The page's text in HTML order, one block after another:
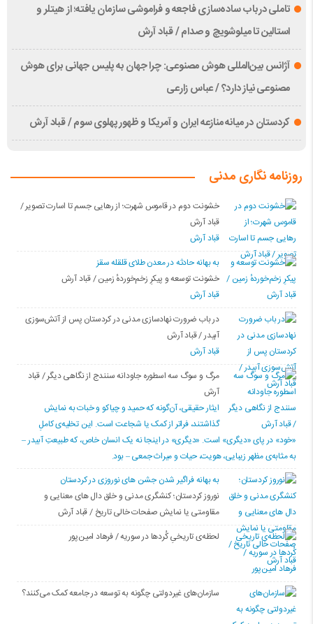
تاملی درباب سادەسازی فاجعە و فراموشی سازمان یافتە؛ از هیتلر و
استالین تا میلوشویچ و صدام / قباد آرش
آژانس بین‌المللی هوش مصنوعی: چرا جهان به پلیس جهانی برای هوش
مصنوعی نیاز دارد؟ / عباس زارعی
کردستان در میانه منازعە ایران و آمریکا و ظهور پهلوی سوم / قباد آرش
روزنامه نگاری مدنی
خشونت دوم در قاموس شهرت؛ از رهایی جسم تا اسارت تصویر /
قباد آرش
قباد آرش
بە بهانه حادثە در معدن طلای قلقله سقز
خشونت توسعه و پیکرِ زخم‌خوردهٔ زمین / قباد آرش
قباد آرش
در باب ضرورت نهادسازی مدنی در کردستان پس از آتش‌سوزی
آبیدر / قباد آرش
قباد آرش
مرگ و سوگ سه اسطوره جاودانه سنندج از نگاهی دیگر / قباد
آرش
ایثار حقیقی، آن‌گونه که حمید و چیاکو و خبات به نمایش
گذاشتند، فراتر از کمک یا شجاعت است. این تخلیه‌ی کاملِ
«خود» در پای «دیگری» است. «دیگری» در اینجا نه یک انسان خاص، که طبیعتِ آبیدر –
به مثابه‌ی مظهر زیبایی، هویت، حیات و میراث جمعی – بود.
به بهانه فراگیر شدن جشن های نوروزی در کردستان
نوروز کردستان؛ کنشگری مدنی و خلق دال های معنایی و
مقاومتی یا نمایش صفحات خالی تاریخ / قباد آرش
لحظه‌ی تاریخیِ کُردها در سوریه / فرهاد امین‌پور
سازمان‌های غیردولتی چگونه به توسعه در جامعه کمک می‌کنند؟